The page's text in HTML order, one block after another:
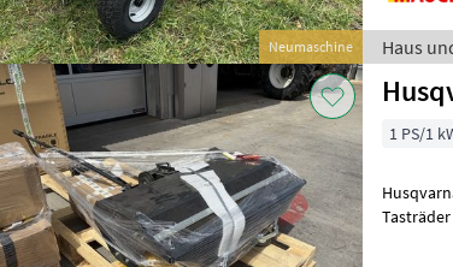
Neumaschine Haus
1 PS/1
Husqvarna /
Tasträder